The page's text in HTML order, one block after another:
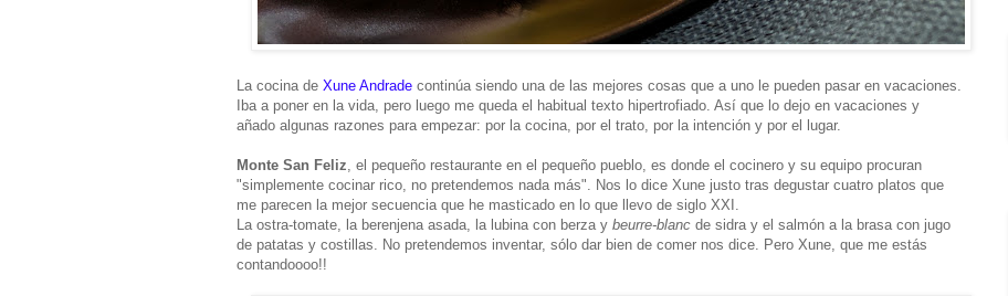
La cocina de Xune Andrade continúa siendo una de las mejores cosas que a uno le pueden pasar en vacaciones.
Iba a poner en la vida, pero luego me queda el habitual texto hipertrofiado. Así que lo dejo en vacaciones y
añado algunas razones para empezar: por la cocina, por el trato, por la intención y por el lugar.
Monte San Feliz , el pequeño restaurante en el pequeño pueblo, es donde el cocinero y su equipo procuran
"simplemente cocinar rico, no pretendemos nada más". Nos lo dice Xune justo tras degustar cuatro platos que
me parecen la mejor secuencia que he masticado en lo que llevo de siglo XXI.
La ostra-tomate, la berenjena asada, la lubina con berza y beurre-blanc de sidra y el salmón a la brasa con jugo
de patatas y costillas. No pretendemos inventar, sólo dar bien de comer nos dice. Pero Xune, que me estás
contandoooo!!